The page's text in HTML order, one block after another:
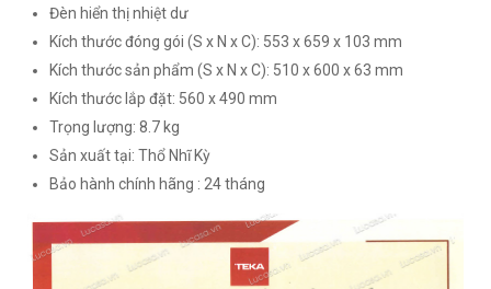
Đèn hiển thị nhiệt dư
Kích thước đóng gói (S x N x C): 553 x 659 x 103 mm
Kích thước sản phẩm (S x N x C): 510 x 600 x 63 mm
Kích thước lắp đặt: 560 x 490 mm
Trọng lượng: 8.7 kg
Sản xuất tại: Thổ Nhĩ Kỳ
Bảo hành chính hãng : 24 tháng